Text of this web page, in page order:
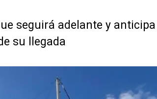
seguirá adelante y
su llegada